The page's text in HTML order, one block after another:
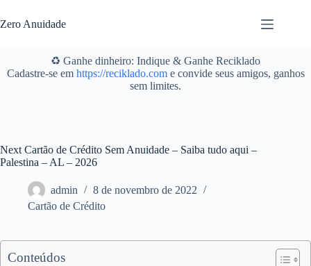
para
o
Zero Anuidade
♻️ Ganhe dinheiro: Indique & Ganhe Reciklado
Cadastre-se em https://reciklado.come convide seus amigos, ganhos
sem limites.
Next Cartão de Crédito Sem Anuidade – Saiba tudo aqui –
Palestina – AL – 2026
admin
8 de novembro de 2022
Cartão de Crédito
Conteúdos